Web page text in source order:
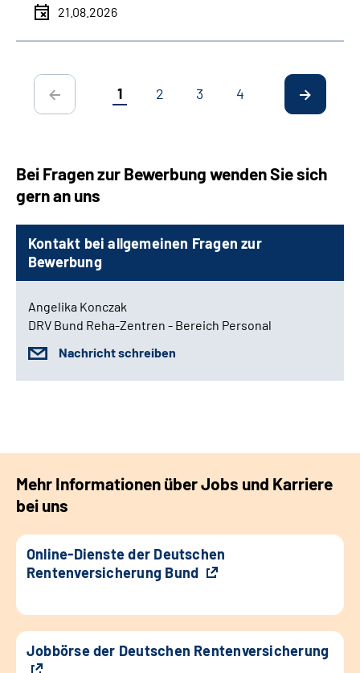
21.08.2026
1 2 3 4
Bei Fragen zur Bewerbung wenden Sie sich
gern an uns
Kontakt bei allgemeinen Fragen zur
Bewerbung
Angelika Konczak
DRV Bund Reha-Zentren - Bereich Personal
Nachricht schreiben
Mehr Informationen über Jobs und Karriere
bei uns
Online-Dienste der Deutschen
Rentenversicherung Bund
Jobbörse der Deutschen Rentenversicherung